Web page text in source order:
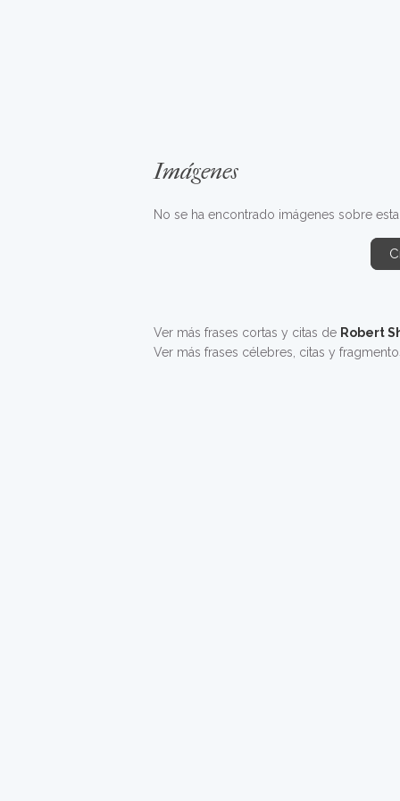
Imágenes
No se ha encontrado imágenes sobre esta
Ver más frases cortas y citas de Robert
Ver más frases célebres, citas y